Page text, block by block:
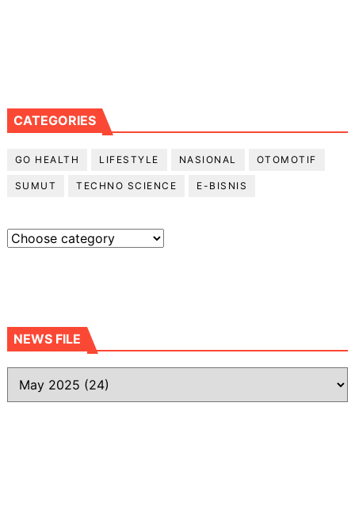
CATEGORIES
GO HEALTH LIFESTYLE NASIONAL OTOMOTIF
SUMUT TECHNO SCIENCE E-BISNIS
NEWS FILE